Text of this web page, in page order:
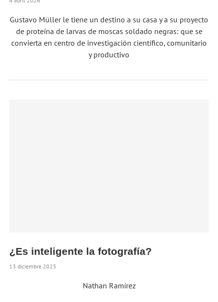
Gustavo Müller le tiene un destino a su casa y a su proyecto
de proteína de larvas de moscas soldado negras: que se
convierta en centro de investigación científico, comunitario
y productivo
¿Es inteligente la fotografía?
13 diciembre 2025
Nathan Ramírez